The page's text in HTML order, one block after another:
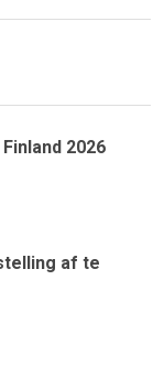
2026
af te